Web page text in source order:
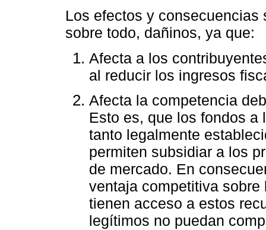
Los efectos y
sobre todo, dañinos, ya que:
Afecta a los
al reducir los ingresos
Afecta la competencia
Esto es, que los fondos
tanto legalmente
permiten subsidiar a los
de mercado. En
ventaja competitiva
tienen acceso a estos
legítimos no puedan